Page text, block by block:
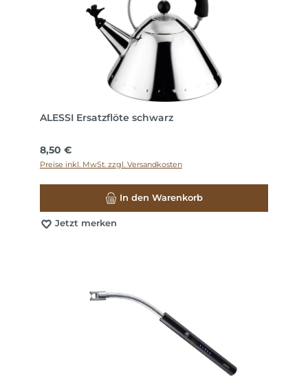
ALESSI Ersatzflöte schwarz
Regulärer Preis:
8,50 €
Preise inkl. MwSt. zzgl. Versandkosten
In den Warenkorb
Jetzt merken